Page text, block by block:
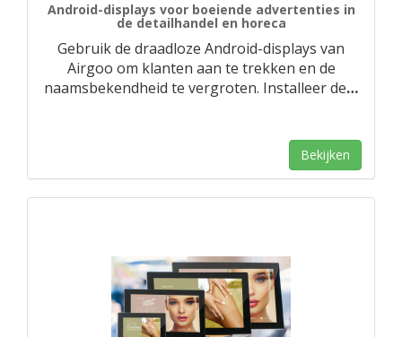
Android-displays voor boeiende advertenties in
de detailhandel en horeca
Gebruik de draadloze Android-displays van
Airgoo om klanten aan te trekken en de
naamsbekendheid te vergroten. Installeer de…
Bekijken